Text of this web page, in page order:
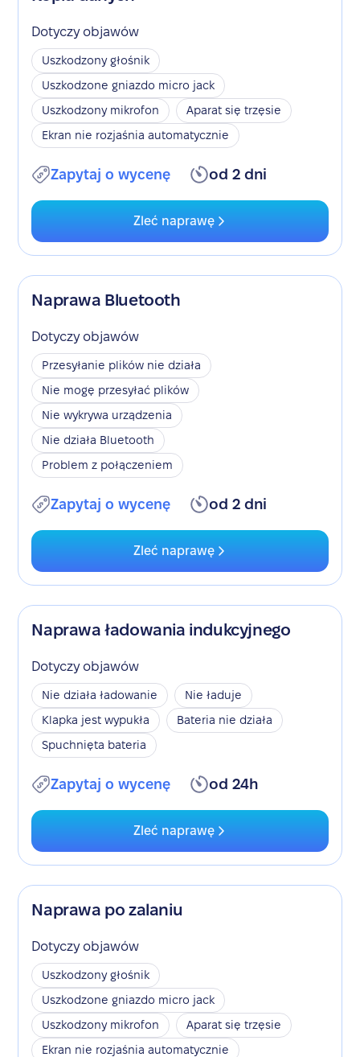
Dotyczy objawów
Uszkodzony głośnik
Uszkodzone gniazdo micro jack
Uszkodzony mikrofon
Aparat się trzęsie
Ekran nie rozjaśnia automatycznie
Zapytaj o wycenę od 2 dni
Zleć naprawę
Naprawa Bluetooth
Dotyczy objawów
Przesyłanie plików nie działa
Nie mogę przesyłać plików
Nie wykrywa urządzenia
Nie działa Bluetooth
Problem z połączeniem
Zapytaj o wycenę od 2 dni
Zleć naprawę
Naprawa ładowania indukcyjnego
Dotyczy objawów
Nie działa ładowanie
Nie ładuje
Klapka jest wypukła
Bateria nie działa
Spuchnięta bateria
Zapytaj o wycenę od 24h
Zleć naprawę
Naprawa po zalaniu
Dotyczy objawów
Uszkodzony głośnik
Uszkodzone gniazdo micro jack
Uszkodzony mikrofon
Aparat się trzęsie
Ekran nie rozjaśnia automatycznie